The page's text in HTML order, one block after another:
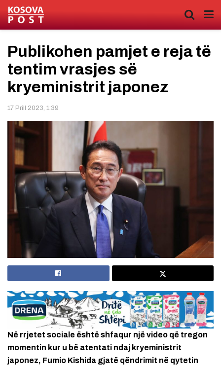
Publikohen pamjet e reja të
tentim vrasjes së
kryeministrit japonez
17 Prill 2023, 1:39
Në rrjetet sociale është shfaqur një video që tregon
momentin kur u bë atentati ndaj kryeministrit
japonez, Fumio Kishida gjatë qëndrimit në qytetin